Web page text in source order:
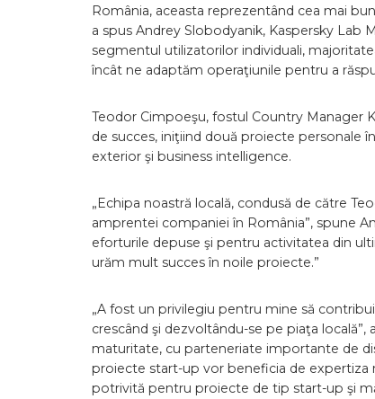
România, aceasta reprezentând cea mai
a spus Andrey Slobodyanik, Kaspersky Lab
segmentul utilizatorilor individuali,
încât ne adaptăm operaţiunile pentru a
Teodor Cimpoeşu, fostul Country Manager
de succes, iniţiind două proiecte personale
exterior şi business intelligence.
„Echipa noastră locală, condusă de către
amprentei companiei în România”, spune
eforturile depuse şi pentru activitatea din
urăm mult succes în noile proiecte.”
„A fost un privilegiu pentru mine să
crescând şi dezvoltându-se pe piaţa locală”,
maturitate, cu parteneriate importante de
proiecte start-up vor beneficia de expertiza
potrivită pentru proiecte de tip start-up şi